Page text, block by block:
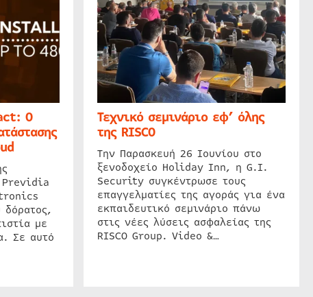
Ο
Previdia
δόρατος,
με
Σε αυτό
Τεχνικό σεμινάριο εφ’ όλης
της RISCO
Την Παρασκευή 26 Ιουνίου στο
ξενοδοχείο Holiday Inn, η G.I.
Security συγκέντρωσε τους
επαγγελματίες της αγοράς για ένα
εκπαιδευτικό σεμινάριο πάνω
στις νέες λύσεις ασφαλείας της
RISCO Group. Video &…